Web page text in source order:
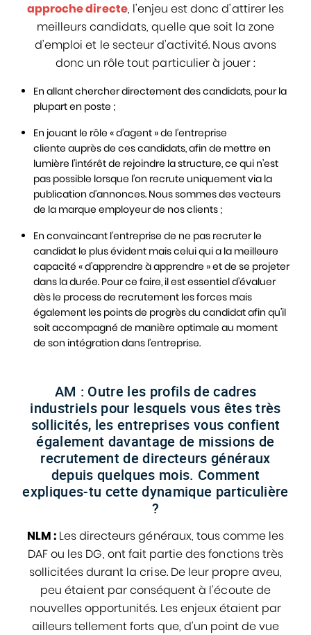
approche directe, l’enjeu est donc d’attirer les
meilleurs candidats, quelle que soit la zone
d’emploi et le secteur d’activité. Nous avons
donc un rôle tout particulier à jouer :
En allant chercher directement des candidats, pour la
plupart en poste ;
En jouant le rôle « d’agent » de l’entreprise
cliente auprès de ces candidats, afin de mettre en
lumière l’intérêt de rejoindre la structure, ce qui n’est
pas possible lorsque l’on recrute uniquement via la
publication d’annonces. Nous sommes des vecteurs
de la marque employeur de nos clients ;
En convaincant l’entreprise de ne pas recruter le
candidat le plus évident mais celui qui a la meilleure
capacité « d’apprendre à apprendre » et de se projeter
dans la durée. Pour ce faire, il est essentiel d’évaluer
dès le process de recrutement les forces mais
également les points de progrès du candidat afin qu’il
soit accompagné de manière optimale au moment
de son intégration dans l’entreprise.
AM : Outre les profils de cadres
industriels pour lesquels vous êtes très
sollicités, les entreprises vous confient
également davantage de missions de
recrutement de directeurs généraux
depuis quelques mois. Comment
expliques-tu cette dynamique particulière
?
NLM :Les directeurs généraux, tous comme les
DAF ou les DG, ont fait partie des fonctions très
sollicitées durant la crise. De leur propre aveu,
peu étaient par conséquent à l’écoute de
nouvelles opportunités. Les enjeux étaient par
ailleurs tellement forts que, d’un point de vue